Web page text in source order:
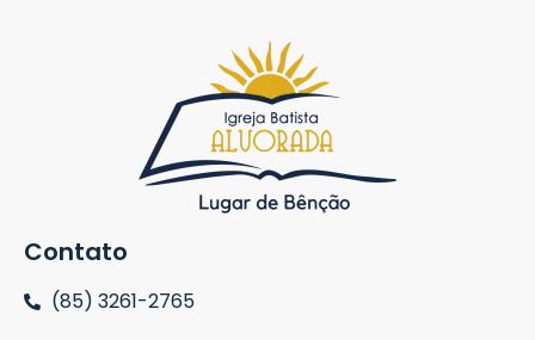
Contato
(85) 3261-2765